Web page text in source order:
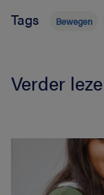
Tags Bewegen
Verder